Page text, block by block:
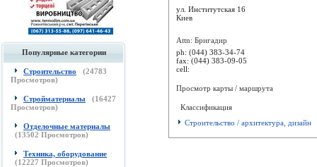
Популярные категории
Строительство (24783
Просмотров)
Стройматериалы (16427
Просмотров)
Отделочные материалы
(13502 Просмотров)
Техника, оборудование
(12227 Просмотров)
ул. Институтская 16
Киев
Attn: Бригадир
ph: (044) 383-34-74
fax: (044) 383-09-05
cell:
Просмотр карты / маршрута
Классификация
Строительство / архитектура, дизайн